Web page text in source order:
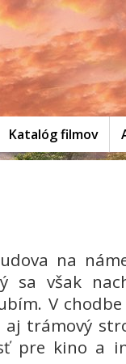
Katalóg filmov
na
sa však
V
trámový
pre kino a